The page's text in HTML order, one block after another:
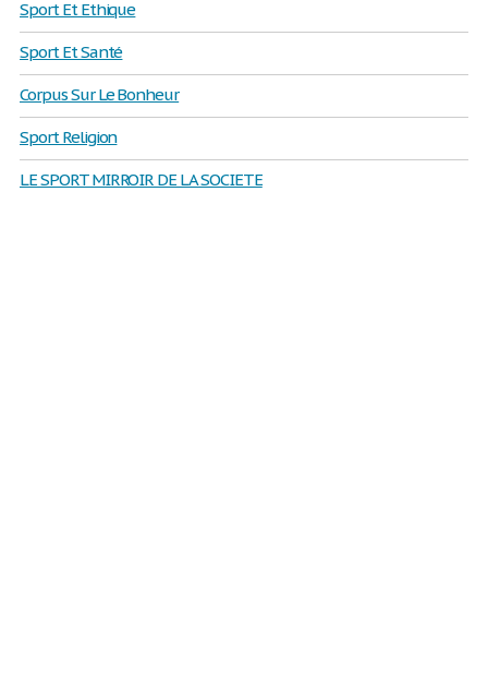
Sport Et Ethique
Sport Et Santé
Corpus Sur Le Bonheur
Sport Religion
LE SPORT MIRROIR DE LA SOCIETE